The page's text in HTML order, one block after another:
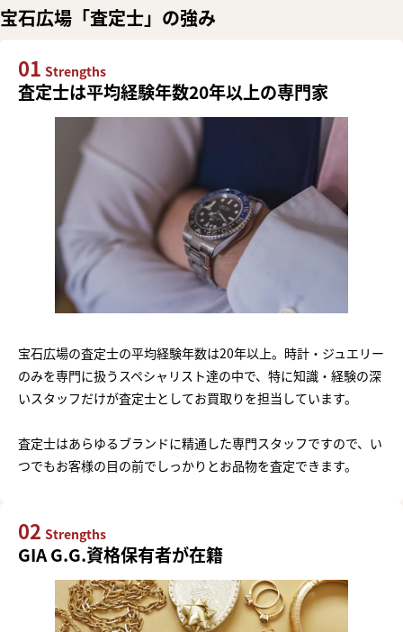
宝石広場「査定士」の強み
01 Strengths
査定士は平均経験年数20年以上の専門家
宝石広場の査定士の平均経験年数は20年以上。時計・ジュエリー
のみを専門に扱うスペシャリスト達の中で、特に知識・経験の深
いスタッフだけが査定士としてお買取りを担当しています。
査定士はあらゆるブランドに精通した専門スタッフですので、い
つでもお客様の目の前でしっかりとお品物を査定できます。
02 Strengths
GIA G.G.資格保有者が在籍